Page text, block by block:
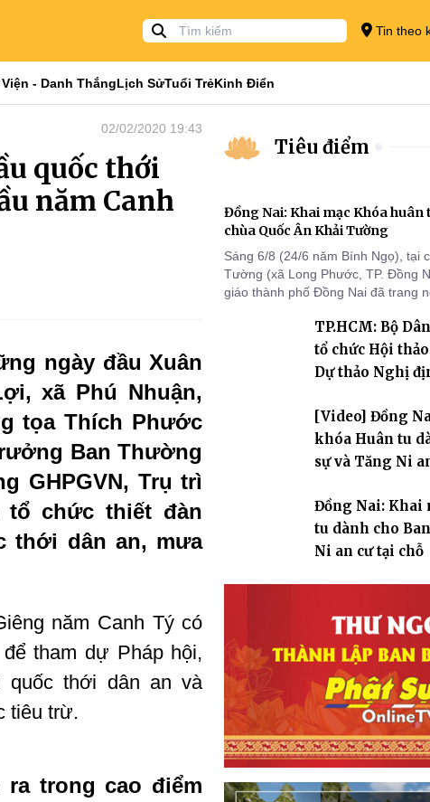
Tin theo
- Danh ThắngLịch SửTuổi TrẻKinh Điển
02/02/2020 19:43
quốc thới
năm Canh
ngày đầu Xuân
xã Phú Nhuận,
tọa Thích Phước
Ban Thường
GHPGVN, Trụ trì
tổ chức thiết đàn
thới dân an, mưa
năm Canh Tý có
tham dự Pháp hội,
thới dân an và
tiêu trừ.
trong cao điểm
Tiêu điểm
Đồng Nai: Khai mạc Khóa
chùa Quốc Ân Khải Tường
Sáng 6/8 (24/6 năm Bính Ngọ), tại
Tường (xã Long Phước, TP. Đồng
giáo thành phố Đồng Nai đã trang
2570 dành cho chư Tăng hành giả
VII, VIII và trường hạ chùa Quốc
TP.HCM: Bộ
tổ chức Hội
Dự thảo Nghị
giáo
[Video] Đồng
khóa Huân tu
sự và Tăng Ni
Đồng Nai: Khai
tu dành cho
Ni an cư tại chỗ